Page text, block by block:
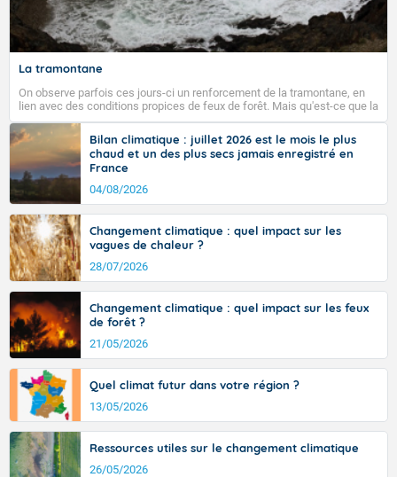
La tramontane
On observe parfois ces jours-ci un renforcement de la tramontane, en
lien avec des conditions propices de feux de forêt. Mais qu'est-ce que la
tramontane ? Quelles sont ses caractéristiques ? La tramontane est un
vent turbulent soufflant de secteur nord-ouest à nord, ou ouest à nord-
ouest, dans un secteur qui part du Roussillon à la vallée de l’Aude et à
l’ouest de l’Hérault. L’étymologie de ce vent vient du latin trasmontanus,
signifiant au-delà des monts, en allusion aux régions montagneuses
d’où provient ce vent.
Bilan climatique : juillet 2026 est le mois le plus
chaud et un des plus secs jamais enregistré en
France
04/08/2026
Changement climatique : quel impact sur les
vagues de chaleur ?
28/07/2026
Changement climatique : quel impact sur les feux
de forêt ?
21/05/2026
Quel climat futur dans votre région ?
13/05/2026
Ressources utiles sur le changement climatique
26/05/2026